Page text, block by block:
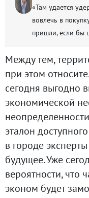
«Там удается
вовлечь в
пришли, если бы
Между тем,
при этом
сегодня выгодно
экономической
эталон
в городе
будущее. Уже
вероятности, что
эконом будет